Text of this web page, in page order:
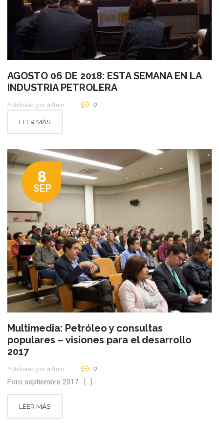
AGOSTO 06 DE 2018: ESTA SEMANA EN LA
INDUSTRIA PETROLERA
Publicado por Admin 0
LEER MÁS
8
SEP
Multimedia: Petróleo y consultas
populares – visiones para el desarrollo
2017
Publicado por Admin 0
Foro septiembre 2017 […]
LEER MÁS